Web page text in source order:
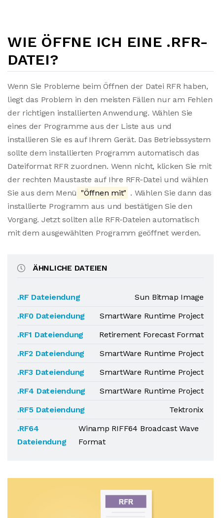
WIE ÖFFNE ICH EINE .RFR-
DATEI?
Wenn Sie Probleme beim Öffnen der Datei RFR haben,
liegt das Problem in den meisten Fällen nur am Fehlen
der richtigen installierten Anwendung. Wählen Sie
eines der Programme aus der Liste aus und
installieren Sie es auf Ihrem Gerät. Das Betriebssystem
sollte dem installierten Programm automatisch das
Dateiformat RFR zuordnen. Wenn nicht, klicken Sie mit
der rechten Maustaste auf Ihre RFR-Datei und wählen
Sie aus dem Menü "Öffnen mit" . Wählen Sie dann das
installierte Programm aus und bestätigen Sie den
Vorgang. Jetzt sollten alle RFR-Dateien automatisch
mit dem ausgewählten Programm geöffnet werden.
ÄHNLICHE DATEIEN
.RF Dateiendung
Sun Bitmap Image
.RF0 Dateiendung
SmartWare Runtime Project
.RF1 Dateiendung
Retirement Forecast Format
.RF2 Dateiendung
SmartWare Runtime Project
.RF3 Dateiendung
SmartWare Runtime Project
.RF4 Dateiendung
SmartWare Runtime Project
.RF5 Dateiendung
Tektronix
.RF64
Dateiendung
Winamp RIFF64 Broadcast Wave
Format